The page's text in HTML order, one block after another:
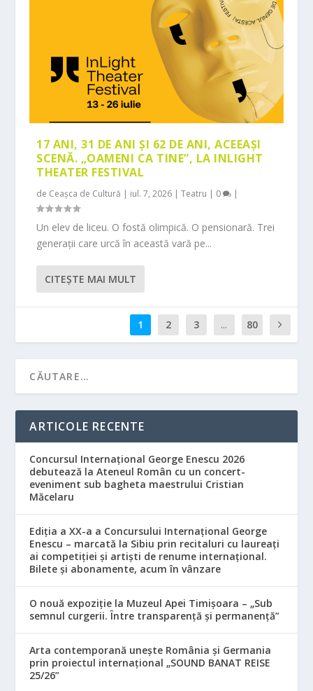
17 ANI, 31 DE ANI ȘI 62 DE ANI, ACEEAȘI
SCENĂ. „OAMENI CA TINE”, LA INLIGHT
THEATER FESTIVAL
de Ceașca de Cultură | iul. 7, 2026 |Teatru | 0 |
Un elev de liceu. O fostă olimpică. O pensionară. Trei
generații care urcă în această vară pe...
CITEŞTE MAI MULT
1 2 3 ... 80
ARTICOLE RECENTE
Concursul Internațional George Enescu 2026
debutează la Ateneul Român cu un concert-
eveniment sub bagheta maestrului Cristian
Măcelaru
Ediția a XX-a a Concursului Internațional George
Enescu – marcată la Sibiu prin recitaluri cu laureați
ai competiției și artiști de renume internațional.
Bilete și abonamente, acum în vânzare
O nouă expoziție la Muzeul Apei Timișoara – „Sub
semnul curgerii. Între transparență și permanență”
Arta contemporană unește România și Germania
prin proiectul internațional „SOUND BANAT REISE
25/26”